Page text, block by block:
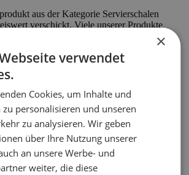
aus der Kategorie Servierschalen
verschickt. Viele unserer Produkte
und werden schnell geliefert. Außerdem
Tagen Rückgaberecht und einer 2-Jahres-
Neu bei Emob und einzigartig in der
der kostenlosen Nachzahlung oder
in der Branche ist die Möglichkeit
oder der geteilten Zahlung.
zu unseren Produkten oder unserem
nicht,Kontakt aufzunehmen. Unser
wird Ihnen gerne weiterhelfen.
×
verwendet
Cookies, um Inhalte und
zu personalisieren und unseren
zu analysieren. Wir geben
über Ihre Nutzung unserer
an unsere Werbe- und
weiter, die diese